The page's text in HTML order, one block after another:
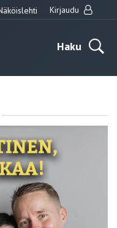
Kirjaudu
Haku